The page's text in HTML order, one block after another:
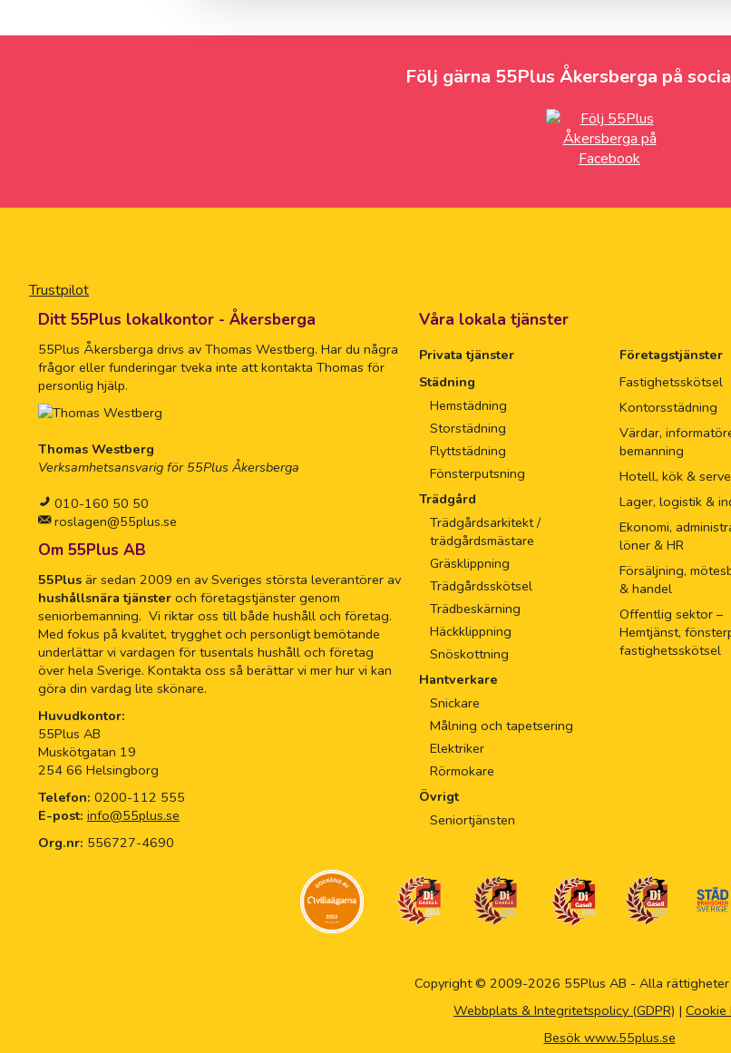
Följ gärna 55Plus Åkersberga på
Trustpilot
Ditt 55Plus lokalkontor - Åkersberga
55Plus Åkersberga drivs av Thomas Westberg. Har du några
frågor eller funderingar tveka inte att kontakta Thomas för
personlig hjälp.
Thomas Westberg
Verksamhetsansvarig för 55Plus Åkersberga
010-160 50 50
roslagen@55plus.se
Om 55Plus AB
55Plus är sedan 2009 en av Sveriges största leverantörer av
hushållsnära tjänster och företagstjänster genom
seniorbemanning. Vi riktar oss till både hushåll och företag.
Med fokus på kvalitet, trygghet och personligt bemötande
underlättar vi vardagen för tusentals hushåll och företag
över hela Sverige. Kontakta oss så berättar vi mer hur vi kan
göra din vardag lite skönare.
Huvudkontor:
55Plus AB
Muskötgatan 19
254 66 Helsingborg
Telefon: 0200-112 555
E-post: info@55plus.se
Org.nr: 556727-4690
Våra lokala tjänster
Privata tjänster
Städning
Hemstädning
Storstädning
Flyttstädning
Fönsterputsning
Trädgård
Trädgårdsarkitekt /
trädgårdsmästare
Gräsklippning
Trädgårdsskötsel
Trädbeskärning
Häckklippning
Snöskottning
Hantverkare
Snickare
Målning och tapetsering
Elektriker
Rörmokare
Övrigt
Seniortjänsten
Företagstjänster
Fastighetsskötsel
Kontorsstädning
Värdar,
bemanning
Hotell, kök &
Lager, logistik &
Ekonomi,
löner & HR
Försäljning,
& handel
Offentlig sektor –
Hemtjänst,
fastighetsskötsel
Copyright © 2009-2026 55Plus AB - Alla rättigheter
Webbplats & Integritetspolicy (GDPR) | Cookie
Besök www.55plus.se